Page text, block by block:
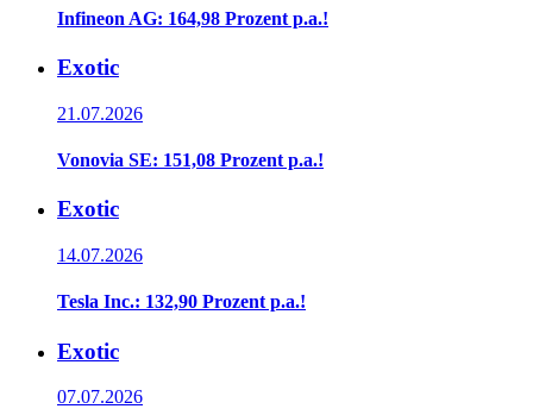
Infineon AG: 164,98 Prozent p.a.!
Exotic
21.07.2026
Vonovia SE: 151,08 Prozent p.a.!
Exotic
14.07.2026
Tesla Inc.: 132,90 Prozent p.a.!
Exotic
07.07.2026